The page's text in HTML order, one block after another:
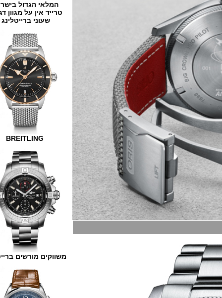
המלאי הגדול בישראל
טרייד אין על מגוון דגמים
שעוני ברייטלינג
BREITLING
משווקים מורשים ברייטלינג